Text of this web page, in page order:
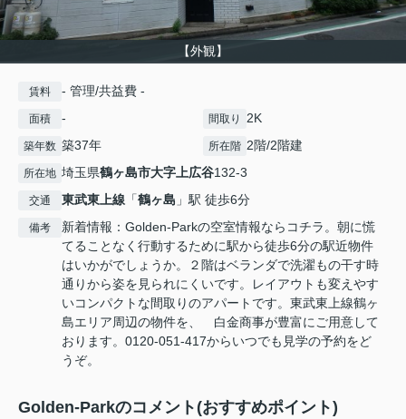
【外観】
賃料 - 管理/共益費 -
面積 - 間取り 2K
築年数 築37年 所在階 2階/2階建
所在地 埼玉県鶴ヶ島市大字上広谷132-3
交通 東武東上線 「鶴ヶ島 」駅 徒歩6分
備考
新着情報：Golden-Parkの空室情報ならコチラ。朝に慌
てることなく行動するために駅から徒歩6分の駅近物件
はいかがでしょうか。２階はベランダで洗濯もの干す時
通りから姿を見られにくいです。レイアウトも変えやす
いコンパクトな間取りのアパートです。東武東上線鶴ヶ
島エリア周辺の物件を、 白金商事が豊富にご用意して
おります。0120-051-417からいつでも見学の予約をど
うぞ。
Golden-Parkのコメント(おすすめポイント)